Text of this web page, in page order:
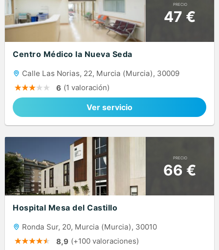
PRECIO
47 €
Centro Médico la Nueva Seda
Calle Las Norias, 22, Murcia (Murcia), 30009
6 (1 valoración)
Ver servicio
PRECIO
66 €
Hospital Mesa del Castillo
Ronda Sur, 20, Murcia (Murcia), 30010
8,9 (+100 valoraciones)